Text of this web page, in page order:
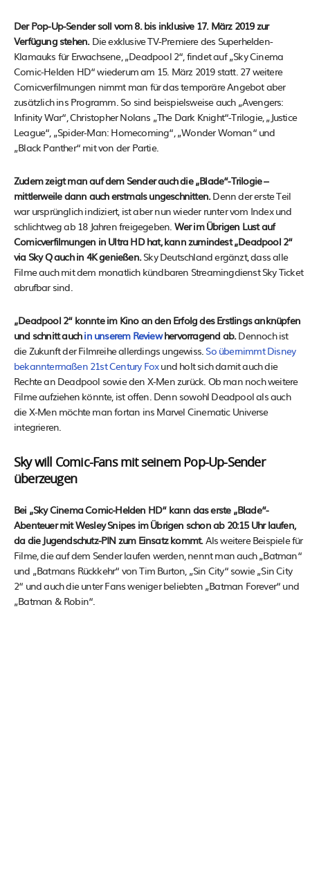
Der Pop-Up-Sender soll vom 8. bis inklusive 17. März 2019 zur
Verfügung stehen.Die exklusive TV-Premiere des Superhelden-
Klamauks für Erwachsene, „Deadpool 2“, findet auf „Sky Cinema
Comic-Helden HD“ wiederum am 15. März 2019 statt. 27 weitere
Comicverfilmungen nimmt man für das temporäre Angebot aber
zusätzlich ins Programm. So sind beispielsweise auch „Avengers:
Infinity War“, Christopher Nolans „The Dark Knight“-Trilogie, „Justice
League“, „Spider-Man: Homecoming“, „Wonder Woman“ und
„Black Panther“ mit von der Partie.
Zudem zeigt man auf dem Sender auch die „Blade“-Trilogie –
mittlerweile dann auch erstmals ungeschnitten.Denn der erste Teil
war ursprünglich indiziert, ist aber nun wieder runter vom Index und
schlichtweg ab 18 Jahren freigegeben. Wer im Übrigen Lust auf
Comicverfilmungen in Ultra HD hat, kann zumindest „Deadpool 2“
via Sky Q auch in 4K genießen.Sky Deutschland ergänzt, dass alle
Filme auch mit dem monatlich kündbaren Streamingdienst Sky Ticket
abrufbar sind.
„Deadpool 2“ konnte im Kino an den Erfolg des Erstlings anknüpfen
und schnitt auchin unserem Reviewhervorragend ab.Dennoch ist
die Zukunft der Filmreihe allerdings ungewiss. So übernimmt Disney
bekanntermaßen 21st Century Foxund holt sich damit auch die
Rechte an Deadpool sowie den X-Men zurück. Ob man noch weitere
Filme aufziehen könnte, ist offen. Denn sowohl Deadpool als auch
die X-Men möchte man fortan ins Marvel Cinematic Universe
integrieren.
Sky will Comic-Fans mit seinem Pop-Up-Sender
überzeugen
Bei „Sky Cinema Comic-Helden HD“ kann das erste „Blade“-
Abenteuer mit Wesley Snipes im Übrigen schon ab 20:15 Uhr laufen,
da die Jugendschutz-PIN zum Einsatz kommt.Als weitere Beispiele für
Filme, die auf dem Sender laufen werden, nennt man auch „Batman“
und „Batmans Rückkehr“ von Tim Burton, „Sin City“ sowie „Sin City
2“ und auch die unter Fans weniger beliebten „Batman Forever“ und
„Batman & Robin“.